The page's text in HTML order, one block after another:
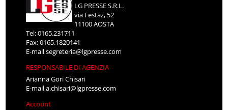
LG PRESSE S.R.L.
via Festaz, 52
11100 AOSTA
Tel: 0165.231711
Fax: 0165.1820141
E-mailsegreteria@lgpresse.com
RESPONSABILE DI AGENZIA
Arianna Gori Chisari
E-maila.chisari@lgpresse.com
Account